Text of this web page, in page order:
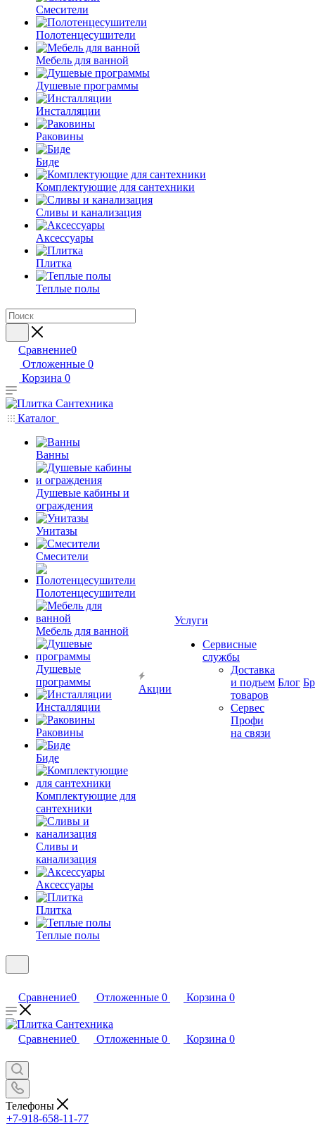
Смесители
Полотенцесушители
Мебель для ванной
Душевые программы
Инсталляции
Раковины
Биде
Комплектующие для сантехники
Сливы и канализация
Аксессуары
Плитка
Теплые полы
Сравнение0
Отложенные 0
Корзина 0
Каталог
Ванны
Душевые кабины и
ограждения
Унитазы
Смесители
Полотенцесушители
Мебель для ванной
Душевые
программы
Инсталляции
Раковины
Биде
Комплектующие для
сантехники
Сливы и
канализация
Аксессуары
Плитка
Теплые полы
Акции
Услуги
Сервисные
службы
Доставка
и подъем
товаров
Сервес
Профи
на связи
Блог
Сравнение0 Отложенные 0 Корзина 0
Сравнение0 Отложенные 0 Корзина 0
Телефоны
+7-918-658-11-77